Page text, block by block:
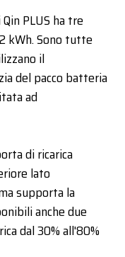
PLUS ha tre
kWh. Sono tutte
il
del pacco batteria
ad
di ricarica
lato
supporta la
anche due
dal 30% all'80%